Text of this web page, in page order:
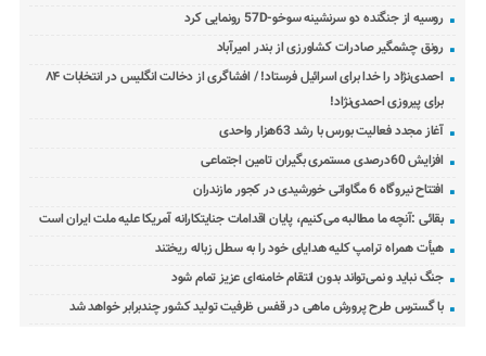
روسیه از جنگنده دو سرنشینه سوخو-57D رونمایی کرد
رونق چشمگیر صادرات کشاورزی از بندر امیرآباد
احمدی‌نژاد را خدا برای اسرائیل فرستاد! / افشاگری از دخالت انگلیس در انتخابات ۸۴
برای پیروزی احمدی‌نژاد!
آغاز مجدد فعالیت بورس با رشد 63هزار واحدی
افزایش 60درصدی مستمری بگیران تامین اجتماعی
افتتاح نیروگاه 6 مگاواتی خورشیدی در کجور مازندران
بقائی :آنچه ما مطالبه می‌کنیم، پایان اقدامات جنایتکارانه آمریکا علیه ملت ایران است
هیأت همراه ترامپ کلیه هدایای خود را به سطل زباله ریختند
جنگ نباید و نمی‌تواند بدون انتقام خامنه‌ای عزیز تمام شود
با گسترس طرح پرورش ماهی در قفس ظرفیت تولید کشور چندبرابر خواهد شد